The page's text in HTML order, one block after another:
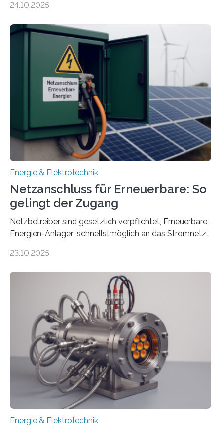
Forschungsprojekt „LAGER – Langzeitspeicherung in
Quartieren“ eingeworben. Ziel des Projekts ist die
Entwicklung, Erprobung und Demonstration von
Konzepten zur langfristigen Energiespeicherung in
sektorübergreifend vernetzten Energiesystemen. Das
Projekt startete am 15. Oktober 2025, hat eine Laufzeit
von drei Jahren und ein Gesamtvolumen von rund 2,9
Millionen Euro, wovon 2,6 Millionen Euro durch das
Ministerium für Umwelt, Klima und…
24.10.2025
Energie & Elektrotechnik
Netzanschluss für Erneuerbare: So
gelingt der Zugang
Netzbetreiber sind gesetzlich verpflichtet, Erneuerbare-
Energien-Anlagen schnellstmöglich an das Stromnetz
ermöglichen. Doch der dafür nötige Netzausbau hinkt
einem „Anschlussstau“. Die Stiftung
Umweltenergierecht hat den Rechtsrahmen in einem
neuen Bericht für die Praxis eingeordnet – inklusive der
Rolle von flexiblen Netzanschlussvereinbarungen. Der
Netzanschluss von Erneuerbare-Energien-Anlagen
(EE-Anlagen) ist entscheidend für die Energiewende.
Denn ohne Anschluss an das Netz kann kein Strom
eingespeist werden. Nach dem Erneuerbare-Energien-
Gesetz (EEG) sind Netzbetreiber…
23.10.2025
Energie & Elektrotechnik